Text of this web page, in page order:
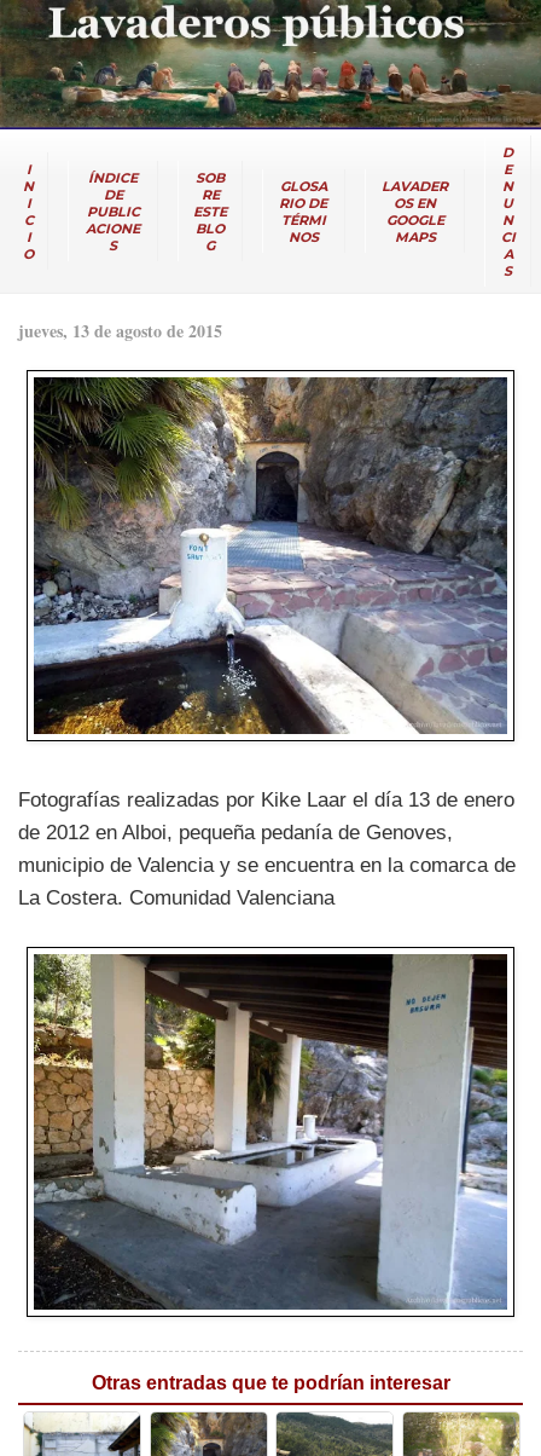
I
N
I
C
I
O
ÍNDICE
DE
PUBLIC
ACIONE
S
SOB
RE
ESTE
BLO
G
GLOSA
RIO DE
TÉRMI
NOS
LAVADER
OS EN
GOOGLE
MAPS
D
E
N
U
N
CI
A
S
jueves, 13 de agosto de 2015
Fotografías realizadas por Kike Laar el día 13 de enero
de 2012 en Alboi, pequeña pedanía de Genoves,
municipio de Valencia y se encuentra en la comarca de
La Costera. Comunidad Valenciana
Otras entradas que te podrían interesar